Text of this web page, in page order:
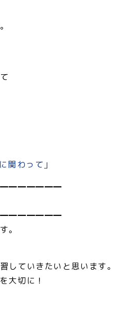
関わって」
。
していきたいと思います。
大切に！